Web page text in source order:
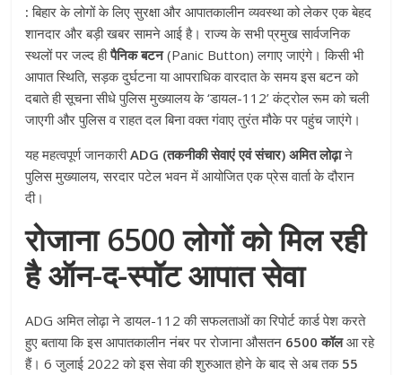
: बिहार के लोगों के लिए सुरक्षा और आपातकालीन व्यवस्था को लेकर एक बेहद
शानदार और बड़ी खबर सामने आई है। राज्य के सभी प्रमुख सार्वजनिक
स्थलों पर जल्द हीपैनिक बटन(Panic Button) लगाए जाएंगे। किसी भी
आपात स्थिति, सड़क दुर्घटना या आपराधिक वारदात के समय इस बटन को
दबाते ही सूचना सीधे पुलिस मुख्यालय के ‘डायल-112’ कंट्रोल रूम को चली
जाएगी और पुलिस व राहत दल बिना वक्त गंवाए तुरंत मौके पर पहुंच जाएंगे।
यह महत्वपूर्ण जानकारीADG (तकनीकी सेवाएं एवं संचार) अमित लोढ़ाने
पुलिस मुख्यालय, सरदार पटेल भवन में आयोजित एक प्रेस वार्ता के दौरान
दी।
रोजाना 6500 लोगों को मिल रही
है ऑन-द-स्पॉट आपात सेवा
ADG अमित लोढ़ा ने डायल-112 की सफलताओं का रिपोर्ट कार्ड पेश करते
हुए बताया कि इस आपातकालीन नंबर पर रोजाना औसतन 6500 कॉलआ रहे
हैं। 6 जुलाई 2022 को इस सेवा की शुरुआत होने के बाद से अब तक 55